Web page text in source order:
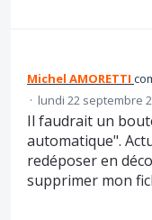
Michel AMORETTI
· lundi 22 septembre
Il faudrait un
automatique".
redéposer en
supprimer mon